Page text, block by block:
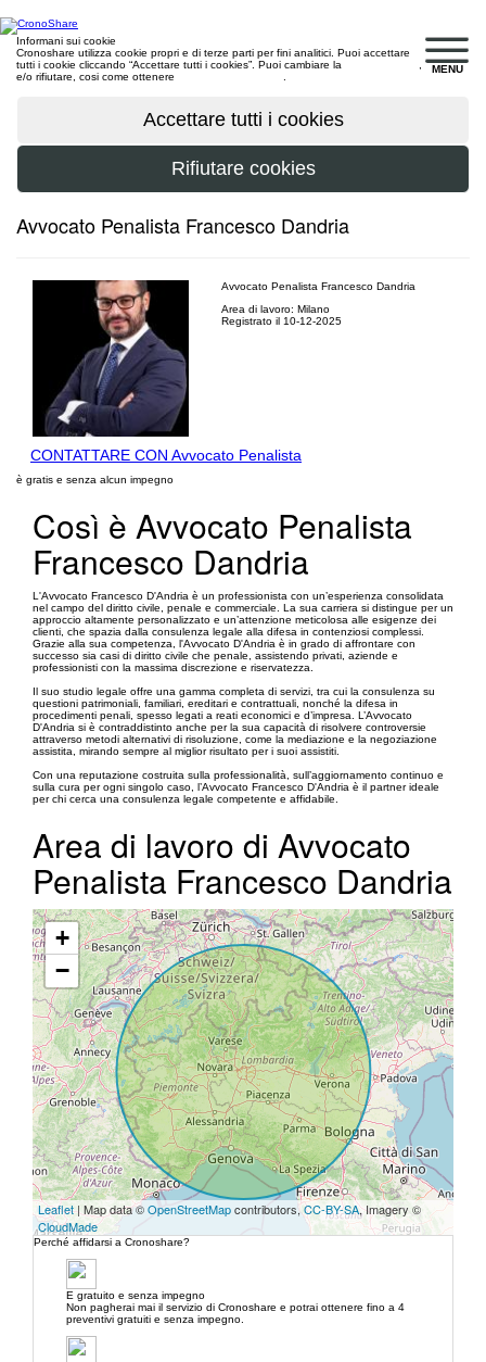
MENU
Informani sui cookie
Cronoshare utilizza cookie propri e di terze parti per fini analitici. Puoi accettare
tutti i cookie cliccando “Accettare tutti i cookies”. Puoi cambiare la
e/o rifiutare, cosi come ottenere
Avvocato Penalista Francesco Dandria
Avvocato Penalista Francesco Dandria
Area di lavoro: Milano
Registrato il 10-12-2025
CONTATTARE CON Avvocato Penalista
è gratis e senza alcun impegno
Così è Avvocato Penalista
Francesco Dandria
L'Avvocato Francesco D'Andria è un professionista con un’esperienza consolidata
nel campo del diritto civile, penale e commerciale. La sua carriera si distingue per un
approccio altamente personalizzato e un’attenzione meticolosa alle esigenze dei
clienti, che spazia dalla consulenza legale alla difesa in contenziosi complessi.
Grazie alla sua competenza, l'Avvocato D'Andria è in grado di affrontare con
successo sia casi di diritto civile che penale, assistendo privati, aziende e
professionisti con la massima discrezione e riservatezza.
Il suo studio legale offre una gamma completa di servizi, tra cui la consulenza su
questioni patrimoniali, familiari, ereditari e contrattuali, nonché la difesa in
procedimenti penali, spesso legati a reati economici e d’impresa. L’Avvocato
D'Andria si è contraddistinto anche per la sua capacità di risolvere controversie
attraverso metodi alternativi di risoluzione, come la mediazione e la negoziazione
assistita, mirando sempre al miglior risultato per i suoi assistiti.
Con una reputazione costruita sulla professionalità, sull’aggiornamento continuo e
sulla cura per ogni singolo caso, l’Avvocato Francesco D'Andria è il partner ideale
per chi cerca una consulenza legale competente e affidabile.
Area di lavoro di Avvocato
Penalista Francesco Dandria
+
−
Leaflet| Map data ©OpenStreetMapcontributors,CC-BY-SA, Imagery ©
CloudMade
Perché affidarsi a Cronoshare?
E gratuito e senza impegno
Non pagherai mai il servizio di Cronoshare e potrai ottenere fino a 4
preventivi gratuiti e senza impegno.